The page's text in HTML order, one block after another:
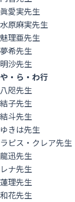
眞愛実先生
水原麻実先生
魅理亜先生
夢希先生
明沙先生
や・ら・わ行
八咫先生
結子先生
結斗先生
ゆきは先生
ラピス・クレア先生
龍迅先生
レナ先生
蓮理先生
和花先生